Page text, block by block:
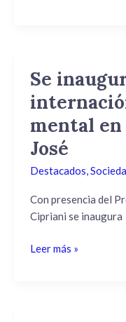
Se
mental en
José
Destacados,
Con presencia del
Cipriani se inaugura
Se
inaugura
hoy
área
de
internación
de
salud
mental
en
Hospital
Leer más »